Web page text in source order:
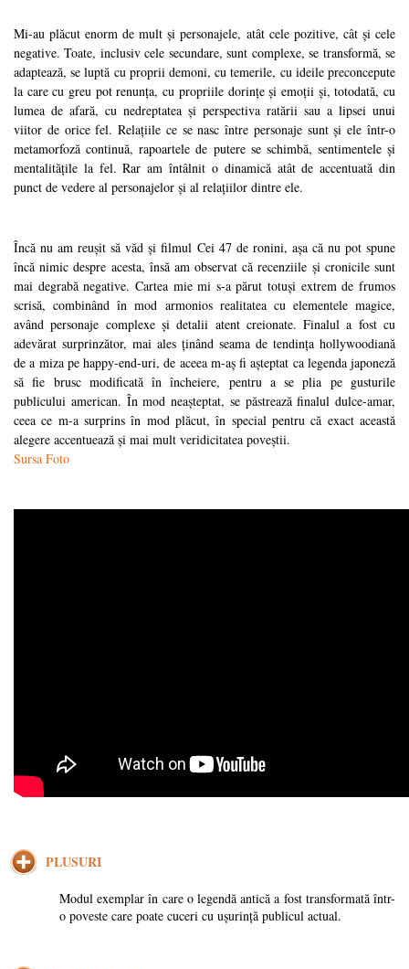
Mi-au plăcut enorm de mult și personajele, atât cele pozitive, cât și cele
negative. Toate, inclusiv cele secundare, sunt complexe, se transformă, se
adaptează, se luptă cu proprii demoni, cu temerile, cu ideile preconcepute
la care cu greu pot renunța, cu propriile dorințe și emoții și, totodată, cu
lumea de afară, cu nedreptatea și perspectiva ratării sau a lipsei unui
viitor de orice fel. Relațiile ce se nasc între personaje sunt și ele într-o
metamorfoză continuă, rapoartele de putere se schimbă, sentimentele și
mentalitățile la fel. Rar am întâlnit o dinamică atât de accentuată din
punct de vedere al personajelor și al relațiilor dintre ele.
Încă nu am reușit să văd și filmul Cei 47 de ronini, așa că nu pot spune
încă nimic despre acesta, însă am observat că recenziile și cronicile sunt
mai degrabă negative. Cartea mie mi s-a părut totuși extrem de frumos
scrisă, combinând în mod armonios realitatea cu elementele magice,
având personaje complexe și detalii atent creionate. Finalul a fost cu
adevărat surprinzător, mai ales ținând seama de tendința hollywoodiană
de a miza pe happy-end-uri, de aceea m-aș fi așteptat ca legenda japoneză
să fie brusc modificată în încheiere, pentru a se plia pe gusturile
publicului american. În mod neașteptat, se păstrează finalul dulce-amar,
ceea ce m-a surprins în mod plăcut, în special pentru că exact această
alegere accentuează și mai mult veridicitatea poveștii.
Sursa Foto
PLUSURI
Modul exemplar în care o legendă antică a fost transformată într-
o poveste care poate cuceri cu ușurință publicul actual.